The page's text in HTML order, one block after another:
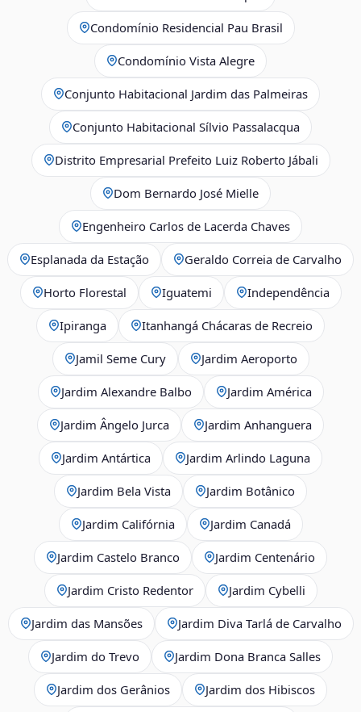
Condomínio Residencial Pau Brasil
Condomínio Vista Alegre
Conjunto Habitacional Jardim das Palmeiras
Conjunto Habitacional Sílvio Passalacqua
Distrito Empresarial Prefeito Luiz Roberto Jábali
Dom Bernardo José Mielle
Engenheiro Carlos de Lacerda Chaves
Esplanada da Estação Geraldo Correia de Carvalho
Horto Florestal Iguatemi Independência
Ipiranga Itanhangá Chácaras de Recreio
Jamil Seme Cury Jardim Aeroporto
Jardim Alexandre Balbo Jardim América
Jardim Ângelo Jurca Jardim Anhanguera
Jardim Antártica Jardim Arlindo Laguna
Jardim Bela Vista Jardim Botânico
Jardim Califórnia Jardim Canadá
Jardim Castelo Branco Jardim Centenário
Jardim Cristo Redentor Jardim Cybelli
Jardim das Mansões Jardim Diva Tarlá de Carvalho
Jardim do Trevo Jardim Dona Branca Salles
Jardim dos Gerânios Jardim dos Hibiscos